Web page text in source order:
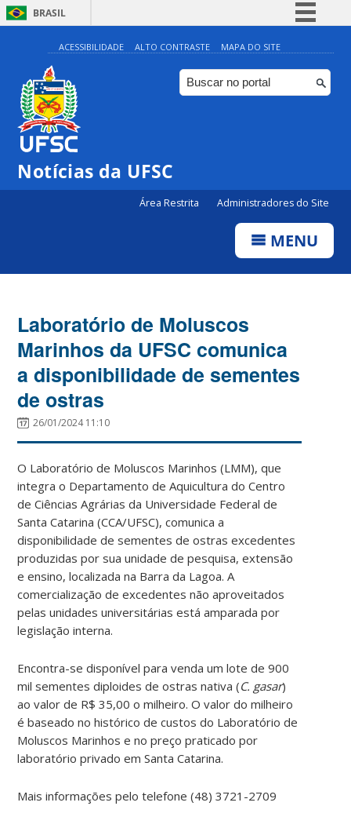
BRASIL
Simplifique!
Comunica BR
Participe
ACESSIBILIDADE ALTO CONTRASTE MAPA DO SITE
Notícias da UFSC
Área Restrita Administradores do Site
MENU
Laboratório de Moluscos
Marinhos da UFSC comunica
a disponibilidade de sementes
de ostras
26/01/2024 11:10
O Laboratório de Moluscos Marinhos (LMM), que
integra o Departamento de Aquicultura do Centro
de Ciências Agrárias da Universidade Federal de
Santa Catarina (CCA/UFSC), comunica a
disponibilidade de sementes de ostras excedentes
produzidas por sua unidade de pesquisa, extensão
e ensino, localizada na Barra da Lagoa. A
comercialização de excedentes não aproveitados
pelas unidades universitárias está amparada por
legislação interna.
Encontra-se disponível para venda um lote de 900
mil sementes diploides de ostras nativa (C. gasar)
ao valor de R$ 35,00 o milheiro. O valor do milheiro
é baseado no histórico de custos do Laboratório de
Moluscos Marinhos e no preço praticado por
laboratório privado em Santa Catarina.
Mais informações pelo telefone (48) 3721-2709